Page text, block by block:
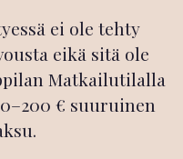
ei ole tehty
eikä sitä ole
Matkailutilalla
€ suuruinen